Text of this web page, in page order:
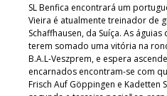
SL Benfica encontrará um
Vieira é atualmente treinador de
Schaffhausen, da Suíça. As
terem somado uma vitória na
B.A.L-Veszprem, e espera
encarnados encontram-se com
Frisch Auf Göppingen e Kadetten